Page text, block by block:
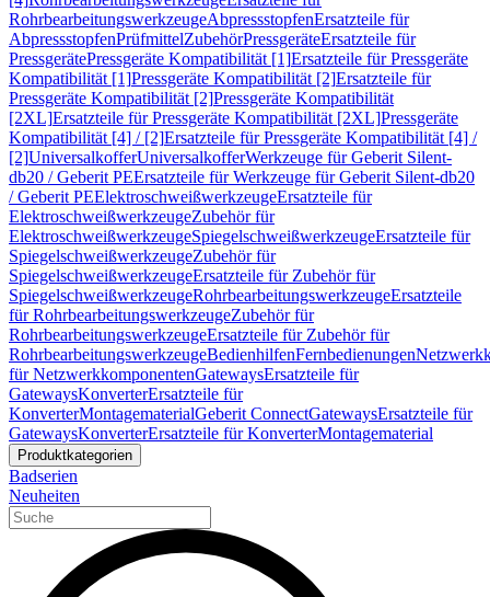
RohrbearbeitungswerkzeugeAbpressstopfenErsatzteile für
AbpressstopfenPrüfmittelZubehörPressgeräteErsatzteile für
PressgerätePressgeräte Kompatibilität [1]Ersatzteile für Pressgeräte
Kompatibilität [1]Pressgeräte Kompatibilität [2]Ersatzteile für
Pressgeräte Kompatibilität [2]Pressgeräte Kompatibilität
[2XL]Ersatzteile für Pressgeräte Kompatibilität [2XL]Pressgeräte
Kompatibilität [4] / [2]Ersatzteile für Pressgeräte Kompatibilität [4] /
[2]UniversalkofferUniversalkofferWerkzeuge für Geberit Silent-
db20 / Geberit PEErsatzteile für Werkzeuge für Geberit Silent-db20
/ Geberit PEElektroschweißwerkzeugeErsatzteile für
ElektroschweißwerkzeugeZubehör für
ElektroschweißwerkzeugeSpiegelschweißwerkzeugeErsatzteile für
SpiegelschweißwerkzeugeZubehör für
SpiegelschweißwerkzeugeErsatzteile für Zubehör für
SpiegelschweißwerkzeugeRohrbearbeitungswerkzeugeErsatzteile
für RohrbearbeitungswerkzeugeZubehör für
RohrbearbeitungswerkzeugeErsatzteile für Zubehör für
RohrbearbeitungswerkzeugeBedienhilfenFernbedienungen
für NetzwerkkomponentenGatewaysErsatzteile für
GatewaysKonverterErsatzteile für
KonverterMontagematerialGeberit ConnectGatewaysErsatzteile für
GatewaysKonverterErsatzteile für KonverterMontagematerial
Produktkategorien
Badserien
Neuheiten